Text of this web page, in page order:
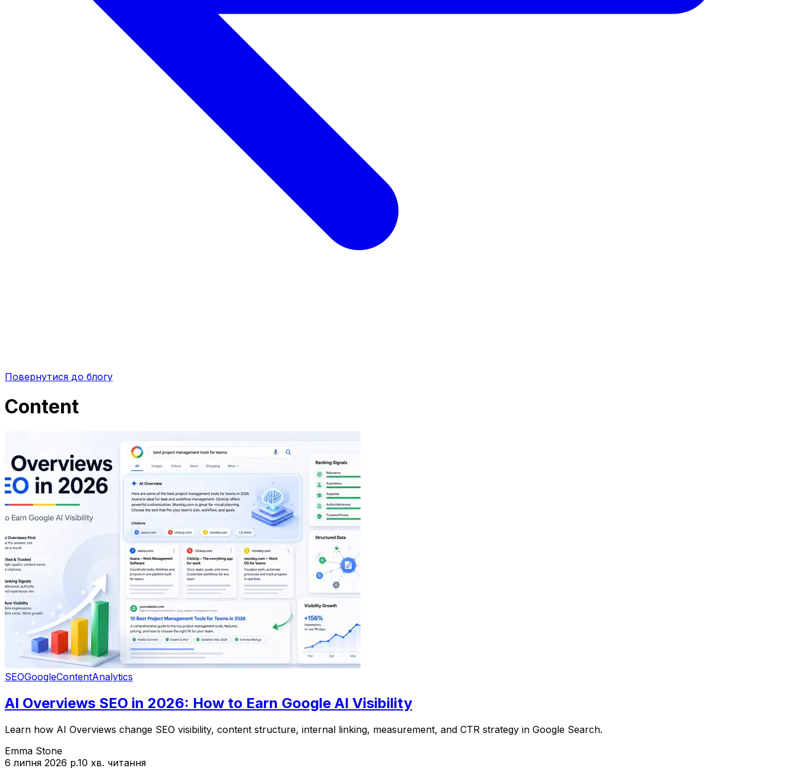
Повернутися до блогу
Content
SEOGoogleContentAnalytics
AI Overviews SEO in 2026: How to Earn Google AI Visibility
Learn how AI Overviews change SEO visibility, content structure, internal linking, measurement, and CTR strategy in Google Search.
Emma Stone
6 липня 2026 р.10 хв. читання